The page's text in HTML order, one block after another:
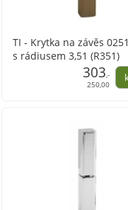
TI - Krytka na závěs 0251
s rádiusem 3,51 (R351)
303,-
250,00